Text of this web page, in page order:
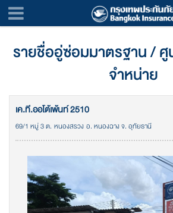
รายชื่ออู่ซ่อมมาตรฐาน /
จำหน่าย
เค.ที.ออโต้เพ้นท์ 2510
69/1 หมู่ 3 ต. หนองสรวง อ. หนองฉาง จ. อุทัยธานี